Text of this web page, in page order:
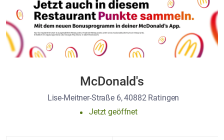
McDonald's
Lise-Meitner-Straße 6, 40882 Ratingen
Jetzt geöffnet